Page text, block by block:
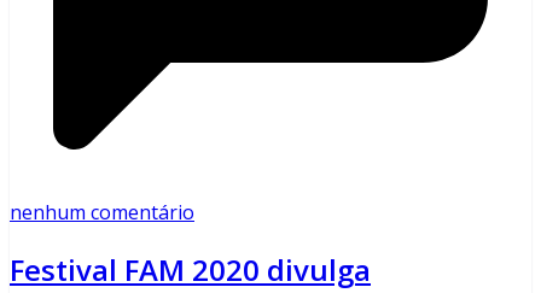
nenhum comentário
Festival FAM 2020 divulga